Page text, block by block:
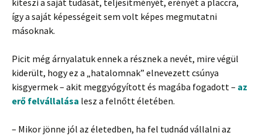
kiteszi a saját tudását, teljesítményét, erényét a placcra,
így a saját képességeit sem volt képes megmutatni
másoknak.
Picit még árnyalatuk ennek a résznek a nevét, mire végül
kiderült, hogy ez a „hatalomnak” elnevezett csúnya
kisgyermek – akit meggyógyított és magába fogadott – az
erő felvállalása lesz a felnőtt életében.
– Mikor jönne jól az életedben, ha fel tudnád vállalni az